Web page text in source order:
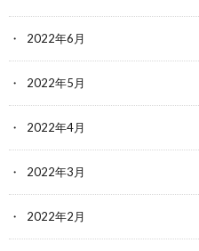
2022年6月
2022年5月
2022年4月
2022年3月
2022年2月